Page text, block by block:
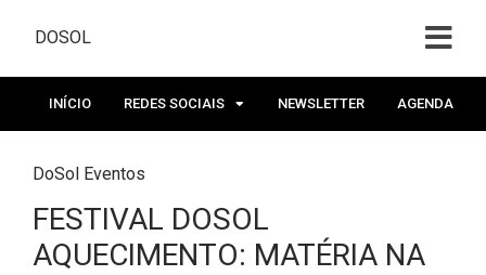
DOSOL
INÍCIO REDES SOCIAIS NEWSLETTER AGENDA
DoSol Eventos
FESTIVAL DOSOL
AQUECIMENTO: MATÉRIA NA